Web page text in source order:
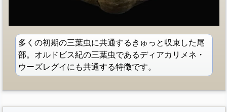
多くの初期の三葉虫に共通するきゅっと収束した尾
部。オルドビス紀の三葉虫であるディアカリメネ・
ウーズレグイにも共通する特徴です。